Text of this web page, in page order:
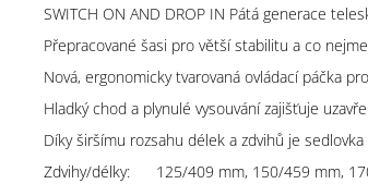
SWITCH ON AND DROP IN Pátá generace
Přepracované šasi pro větší stabilitu a co
Nová, ergonomicky tvarovaná ovládací páčka
Hladký chod a plynulé vysouvání zajišťuje
Díky širšímu rozsahu délek a zdvihů je
Zdvihy/délky: 125/409 mm, 150/459 mm,